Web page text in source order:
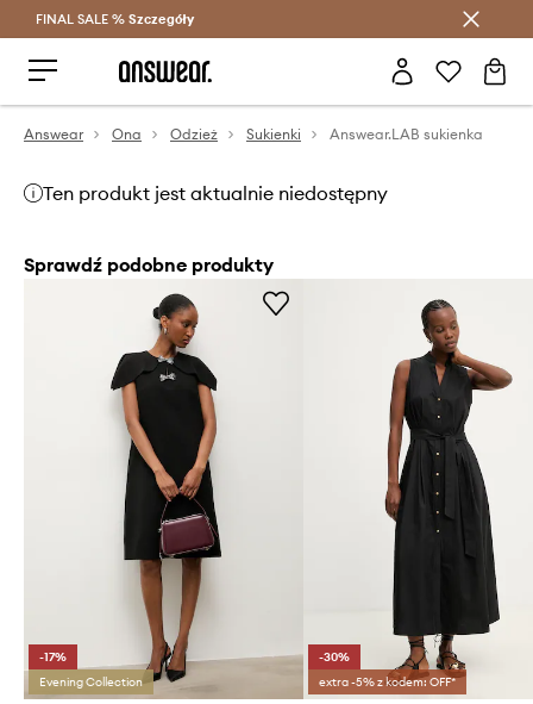
Oszczędzaj z Answear Club >
FINAL SALE % Szczegóły
Answear Ona Odzież Sukienki Answear.LAB sukienka
Ten produkt jest aktualnie niedostępny
Sprawdź podobne produkty
-17%
Evening Collection
-30%
extra -5% z kodem: OFF*